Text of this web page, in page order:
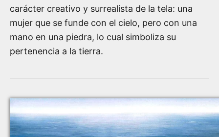
carácter creativo y surrealista de la tela: una
mujer que se funde con el cielo, pero con una
mano en una piedra, lo cual simboliza su
pertenencia a la tierra.